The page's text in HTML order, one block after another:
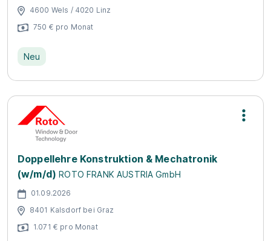
4600 Wels / 4020 Linz
750 € pro Monat
Neu
Doppellehre Konstruktion & Mechatronik
(w/m/d) ROTO FRANK AUSTRIA GmbH
01.09.2026
8401 Kalsdorf bei Graz
1.071 € pro Monat